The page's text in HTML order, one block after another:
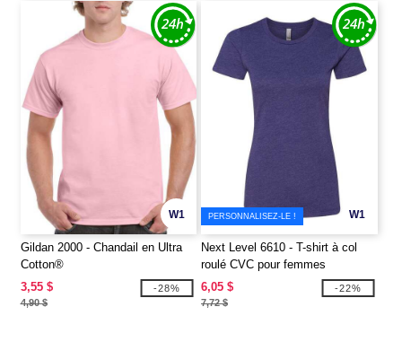
W1
Gildan 2000 - Chandail en Ultra
Cotton®
3,55 $
4,90 $
-28%
W1
PERSONNALISEZ-LE !
Next Level 6610 - T-shirt à col
roulé CVC pour femmes
6,05 $
7,72 $
-22%